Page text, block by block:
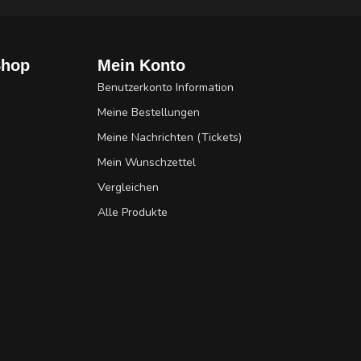
Mein Konto
Benutzerkonto Information
Meine Bestellungen
Meine Nachrichten (Tickets)
Mein Wunschzettel
Vergleichen
Alle Produkte